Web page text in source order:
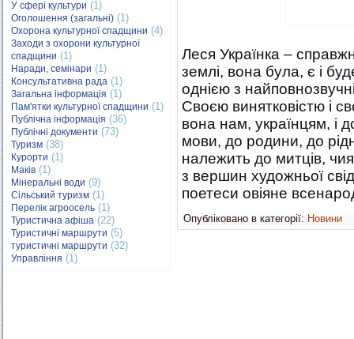
У сфері культури (1)
Оголошення (загальні) (1)
Охорона культурної спадщини (4)
Заходи з охорони культурної
спадщини (1)
Наради, семінари (1)
Консультативна рада (1)
Загальна інформація (1)
Пам'ятки культурної спадщини (1)
Публічна інформація (36)
Публічні документи (73)
Туризм (38)
Курорти (1)
Маків (1)
Мінеральні води (9)
Сільський туризм (1)
Перелік агроосель (1)
Туристична афіша (22)
Туристичні маршрути (5)
туристичні маршрути (32)
Управління (1)
Леся Українка –
землі, вона була, є і
однією з
Своєю винятковістю і
вона нам, українцям, і
мови, до родини, до
належить до митців,
з вершин художньої
поетеси овіяне
Опубліковано в категорії: Новини